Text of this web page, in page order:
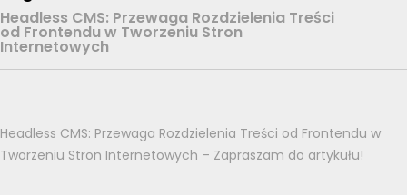
Headless CMS: Przewaga Rozdzielenia Treści
od Frontendu w Tworzeniu Stron
Internetowych
Headless CMS: Przewaga Rozdzielenia Treści od Frontendu w
Tworzeniu Stron Internetowych – Zapraszam do artykułu!